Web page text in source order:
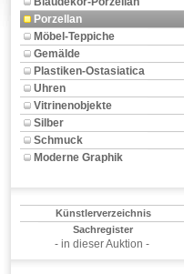
Porzellan
Möbel-Teppiche
Gemälde
Plastiken-Ostasiatica
Uhren
Vitrinenobjekte
Silber
Schmuck
Moderne Graphik
Künstlerverzeichnis
Sachregister
- in dieser Auktion -